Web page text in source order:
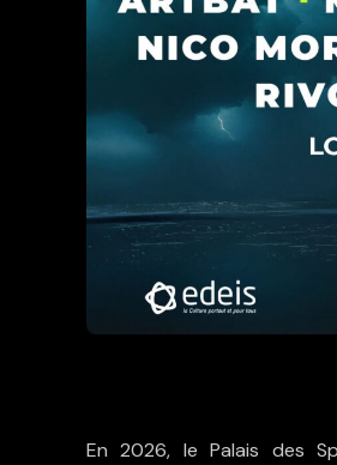
En 2026, le Palais des